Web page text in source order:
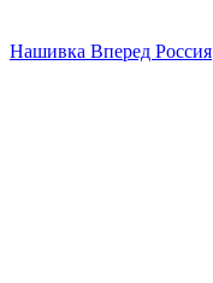
Нашивка Вперед Россия